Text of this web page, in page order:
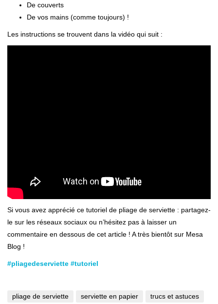
De couverts
De vos mains (comme toujours) !
Les instructions se trouvent dans la vidéo qui suit :
Si vous avez apprécié ce tutoriel de pliage de serviette : partagez-
le sur les réseaux sociaux ou n’hésitez pas à laisser un
commentaire en dessous de cet article ! A très bientôt sur Mesa
Blog !
#pliagedeserviette #tutoriel
pliage de serviette serviette en papier trucs et astuces